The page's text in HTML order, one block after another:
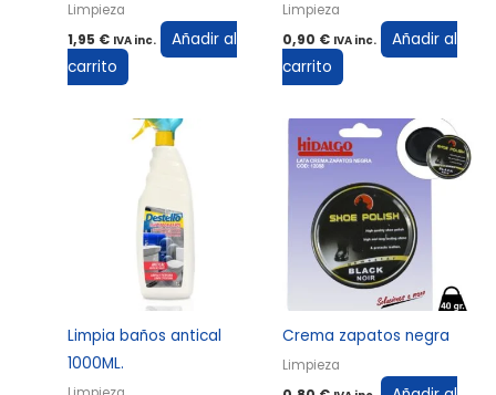
Limpieza
1,95 € IVA inc.
Añadir al
carrito
Limpieza
0,90 € IVA inc.
Añadir al
carrito
Limpia baños antical
1000ML.
Crema zapatos negra
Limpieza